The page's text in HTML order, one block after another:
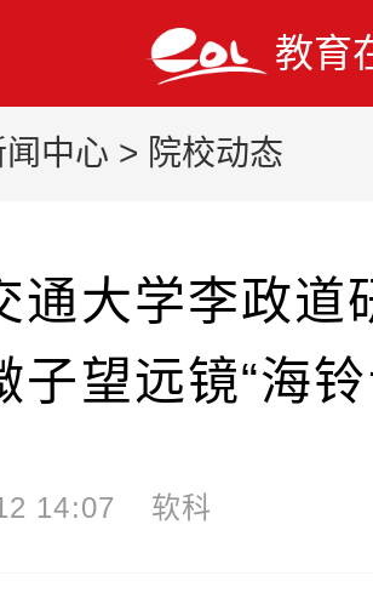
教育
闻中心 > 院校动态
通大学李政道
子望远镜“海
14:07 软科